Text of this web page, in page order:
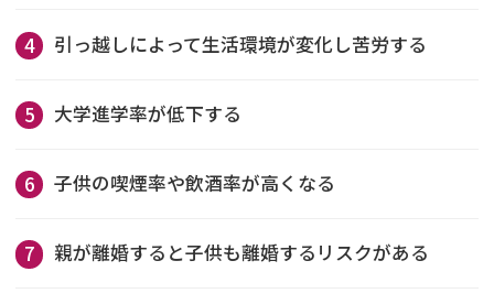
引っ越しによって生活環境が変化し苦労する
大学進学率が低下する
子供の喫煙率や飲酒率が高くなる
親が離婚すると子供も離婚するリスクがある